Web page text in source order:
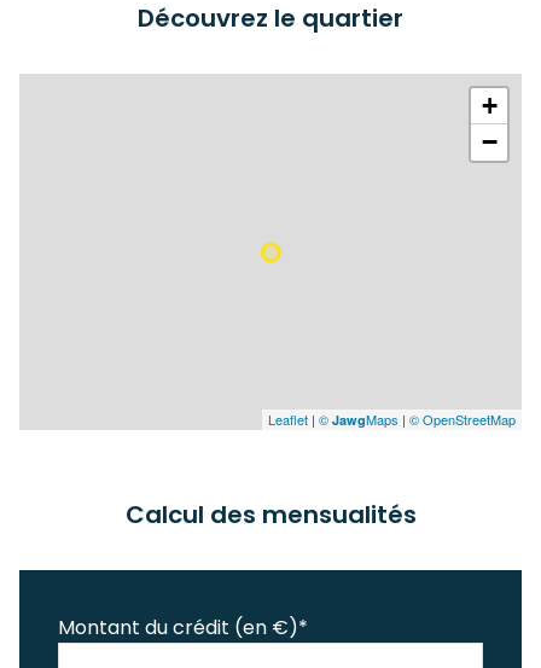
Découvrez le quartier
+
−
Leaflet | © JawgMaps | © OpenStreetMap
Calcul des mensualités
Montant du crédit (en €)*